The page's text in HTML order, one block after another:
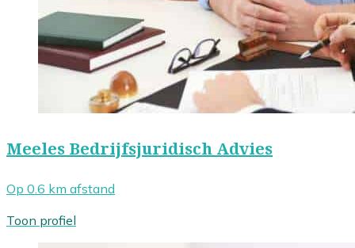
Meeles Bedrijfsjuridisch Advies
Op 0.6 km afstand
Toon profiel